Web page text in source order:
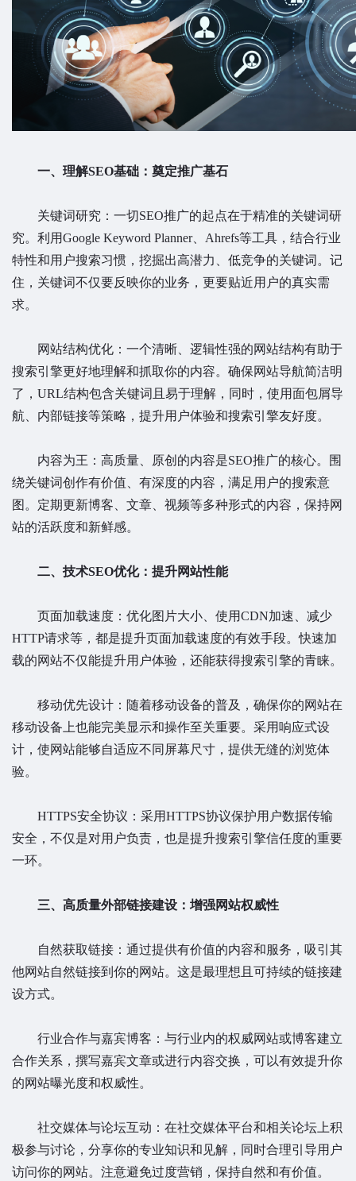
一、理解SEO基础：奠定推广基石
关键词研究：一切SEO推广的起点在于精准的关键词研
究。利用Google Keyword Planner、Ahrefs等工具，结合行业
特性和用户搜索习惯，挖掘出高潜力、低竞争的关键词。记
住，关键词不仅要反映你的业务，更要贴近用户的真实需
求。
网站结构优化：一个清晰、逻辑性强的网站结构有助于
搜索引擎更好地理解和抓取你的内容。确保网站导航简洁明
了，URL结构包含关键词且易于理解，同时，使用面包屑导
航、内部链接等策略，提升用户体验和搜索引擎友好度。
内容为王：高质量、原创的内容是SEO推广的核心。围
绕关键词创作有价值、有深度的内容，满足用户的搜索意
图。定期更新博客、文章、视频等多种形式的内容，保持网
站的活跃度和新鲜感。
二、技术SEO优化：提升网站性能
页面加载速度：优化图片大小、使用CDN加速、减少
HTTP请求等，都是提升页面加载速度的有效手段。快速加
载的网站不仅能提升用户体验，还能获得搜索引擎的青睐。
移动优先设计：随着移动设备的普及，确保你的网站在
移动设备上也能完美显示和操作至关重要。采用响应式设
计，使网站能够自适应不同屏幕尺寸，提供无缝的浏览体
验。
HTTPS安全协议：采用HTTPS协议保护用户数据传输
安全，不仅是对用户负责，也是提升搜索引擎信任度的重要
一环。
三、高质量外部链接建设：增强网站权威性
自然获取链接：通过提供有价值的内容和服务，吸引其
他网站自然链接到你的网站。这是最理想且可持续的链接建
设方式。
行业合作与嘉宾博客：与行业内的权威网站或博客建立
合作关系，撰写嘉宾文章或进行内容交换，可以有效提升你
的网站曝光度和权威性。
社交媒体与论坛互动：在社交媒体平台和相关论坛上积
极参与讨论，分享你的专业知识和见解，同时合理引导用户
访问你的网站。注意避免过度营销，保持自然和有价值。